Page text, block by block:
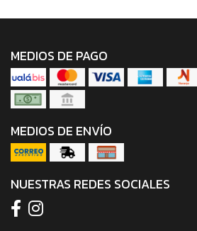
MEDIOS DE PAGO
MEDIOS DE ENVÍO
NUESTRAS REDES SOCIALES